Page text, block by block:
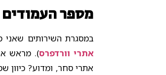
מספר
במסגרת השירותים שאני
אתרי וורדפרס). מראש
אתרי סחר, ומדוע? כיוון